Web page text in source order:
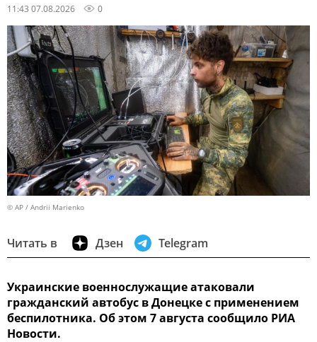
11:43 07.08.2026 0
© AP / Andrii Marienko
Читать в Дзен Telegram
Украинские военнослужащие атаковали
гражданский автобус в Донецке с применением
беспилотника. Об этом 7 августа сообщило РИА
Новости.